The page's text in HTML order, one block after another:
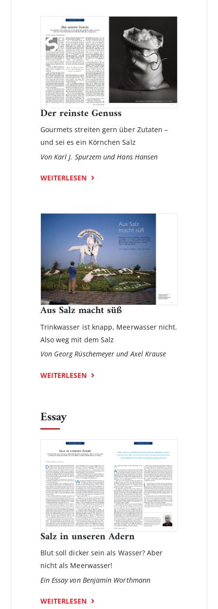
Der reinste Genuss
Gourmets streiten gern über Zutaten –
und sei es ein Körnchen Salz
Von Karl J. Spurzem und Hans Hansen
WEITERLESEN
Aus Salz macht süß
Trinkwasser ist knapp, Meerwasser nicht.
Also weg mit dem Salz
Von Georg Rüschemeyer und Axel Krause
WEITERLESEN
Essay
Salz in unseren Adern
Blut soll dicker sein als Wasser? Aber
nicht als Meerwasser!
Ein Essay von Benjamin Worthmann
WEITERLESEN